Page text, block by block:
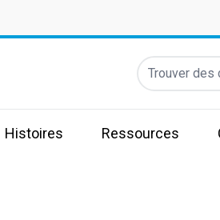
Trouver des
Histoires Ressources